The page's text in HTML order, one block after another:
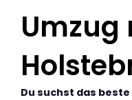
Umzug
Du suchst das